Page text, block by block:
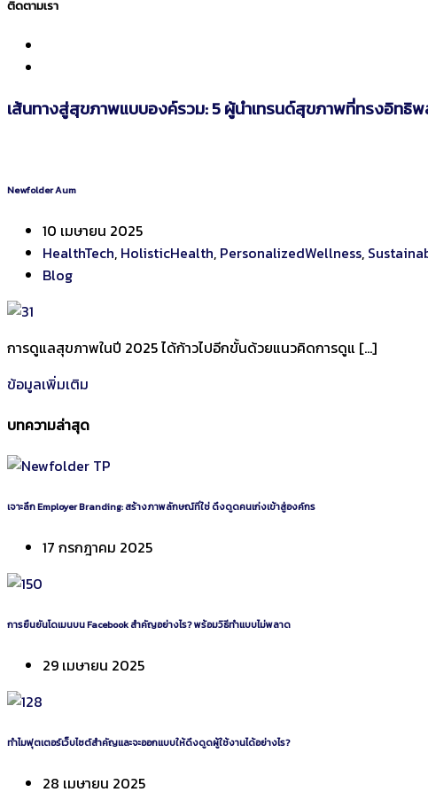
ติดตามเรา
เส้นทางสู่สุขภาพแบบองค์รวม: 5 ผู้นำเทรนด์สุขภาพที่ทรงอิทธิ
Newfolder Aum
10 เมษายน 2025
HealthTech, HolisticHealth, PersonalizedWellness,
Blog
การดูแลสุขภาพในปี 2025 ได้ก้าวไปอีกขั้นด้วยแนวคิดการดูแ […]
ข้อมูลเพิ่มเติม
บทความล่าสุด
เจาะลึก Employer Branding: สร้างภาพลักษณ์ที่ใช่ ดึงดูดคนเก่งเข้าสู่องค์กร
17 กรกฎาคม 2025
การยืนยันโดเมนบน Facebook สำคัญอย่างไร? พร้อมวิธีทำแบบไม่พลาด
29 เมษายน 2025
ทำไมฟุตเตอร์เว็บไซต์สำคัญและจะออกแบบให้ดึงดูดผู้ใช้งานได้อย่างไร?
28 เมษายน 2025